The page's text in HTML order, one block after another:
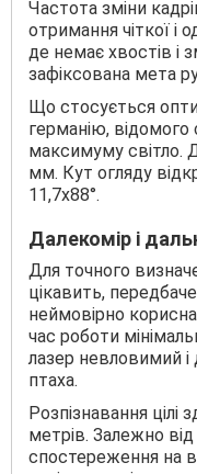
Частота зміни
отримання чіткої і
де немає хвостів і
зафіксована мета
Що стосується
германію,
максимуму світло.
мм. Кут огляду
11,7х88°.
Далекомір і
Для точного
цікавить,
неймовірно корисна
час роботи
лазер невловимий і
птаха.
Розпізнавання цілі
метрів. Залежно
спостереження на